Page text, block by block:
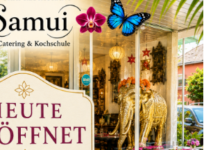
externe Bestellplattform
unsere Partner-Lieferservices.
Besuch.